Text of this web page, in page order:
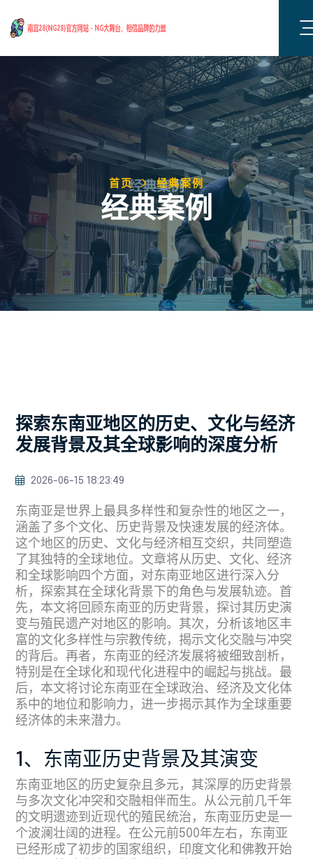
首页 经典案例
经典案例
探索东南亚地区的历史、文化与经济
发展背景及其全球影响的深度分析
2026-06-15 18:23:49
东南亚是世界上最具多样性和复杂性的地区之一，
涵盖了多个文化、历史背景及快速发展的经济体。
这个地区的历史、文化与经济相互交织，共同塑造
了其独特的全球地位。文章将从历史、文化、经济
和全球影响四个方面，对东南亚地区进行深入分
析，探索其在全球化背景下的角色与发展轨迹。首
先，本文将回顾东南亚的历史背景，探讨其历史演
变与殖民遗产对地区的影响。其次，分析该地区丰
富的文化多样性与宗教传统，揭示文化交融与冲突
的背后。再者，东南亚的经济发展将被细致剖析，
特别是在全球化和现代化进程中的崛起与挑战。最
后，本文将讨论东南亚在全球政治、经济及文化体
系中的地位和影响力，进一步揭示其作为全球重要
经济体的未来潜力。
1、东南亚历史背景及其演变
东南亚地区的历史复杂且多元，其深厚的历史背景
与多次文化冲突和交融相伴而生。从公元前几千年
的文明遗迹到近现代的殖民统治，东南亚历史是一
个波澜壮阔的进程。在公元前500年左右，东南亚
已经形成了初步的国家组织，印度文化和佛教开始